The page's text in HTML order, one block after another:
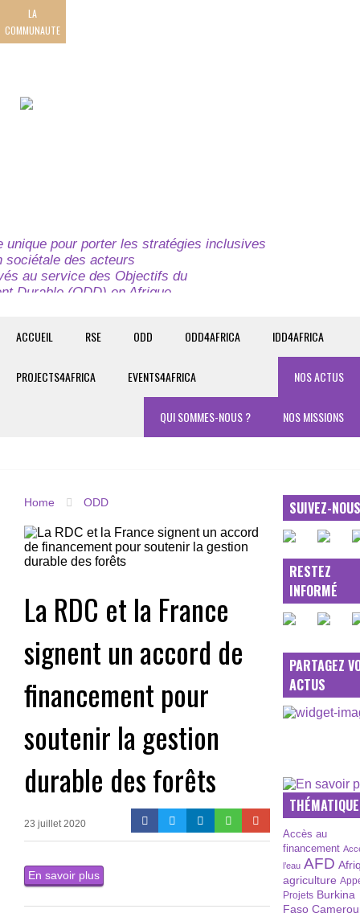
LA
COMMUNAUTE
unique pour porter les stratégies inclusives
sociétale des acteurs
au service des Objectifs du
Durable (ODD) en Afrique.
ACCUEIL RSE ODD ODD4AFRICA IDD4AFRICA
PROJECTS4AFRICA EVENTS4AFRICA NOS ACTUS
NOS MISSIONS
QUI SOMMES-NOUS ?
Home ODD
La RDC et la France
signent un accord de
financement pour
soutenir la gestion
durable des forêts
23 juillet 2020
En savoir plus
SUIVEZ-
RESTEZ
INFORMÉ
PARTAGEZ
ACTUS
Accès au
financement
l’eau AFD
agriculture
Projets Burkina
Faso